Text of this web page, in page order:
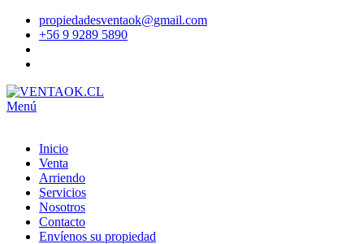
propiedadesventaok@gmail.com
+56 9 9289 5890
Menú
Inicio
Venta
Arriendo
Servicios
Nosotros
Contacto
Envíenos su propiedad